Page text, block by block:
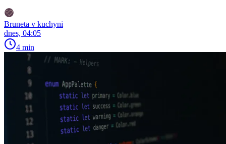
Bruneta v kuchyni
dnes, 04:05
4 min